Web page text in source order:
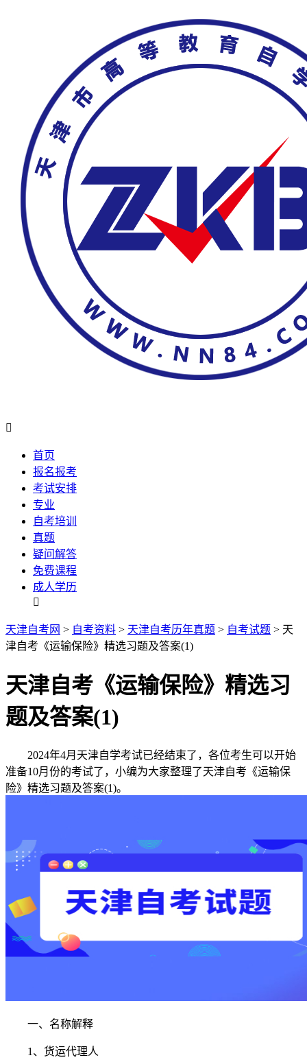

首页
报名报考
考试安排
专业
自考培训
真题
疑问解答
免费课程
成人学历

天津自考网 > 自考资料 > 天津自考历年真题 > 自考试题 > 天
津自考《运输保险》精选习题及答案(1)
天津自考《运输保险》精选习
题及答案(1)
2024年4月天津自学考试已经结束了，各位考生可以开始
准备10月份的考试了，小编为大家整理了天津自考《运输保
险》精选习题及答案(1)。
一、名称解释
1、货运代理人